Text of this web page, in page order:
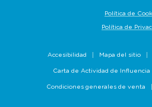
Política de
Política de
Accesibilidad Mapa del sitio
Carta de Actividad de Influencia
Condiciones generales de venta